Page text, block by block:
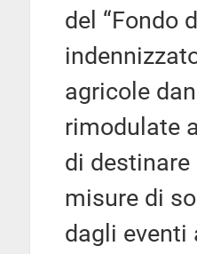
del “Fondo
agricole
rimodulate
di
misure di
dagli eventi